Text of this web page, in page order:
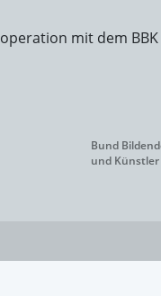
mit dem
Bund
und Künstler